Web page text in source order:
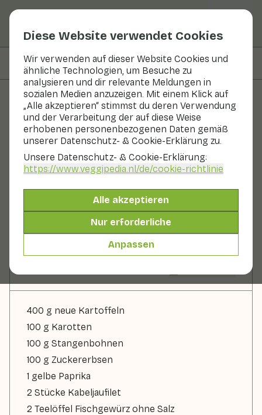
Diese Website verwendet Cookies
Wir verwenden auf dieser Website Cookies und
ähnliche Technologien, um Besuche zu
analysieren und dir relevante Meldungen in
sozialen Medien anzuzeigen. Mit einem Klick auf
„Alle akzeptieren“ stimmst du deren Verwendung
und der Verarbeitung der auf diese Weise
erhobenen personenbezogenen Daten gemäß
unserer Datenschutz- & Cookie-Erklärung zu.
Unsere Datenschutz- & Cookie-Erklärung:
https://www.veggipedia.nl/de/cookie-richtlinie
Alle akzeptieren
Nur erforderliche
Anpassen
Auf dieser Seite Zutaten
Rezepte
Kabeljau mit Sommergemüse
und Babykartoffeln
220 g Gemüse p. P.
400 g neue Kartoffeln
100 g Karotten
100 g Stangenbohnen
100 g Zuckererbsen
1 gelbe Paprika
2 Stücke Kabeljaufilet
2 Teelöffel Fischgewürz ohne Salz